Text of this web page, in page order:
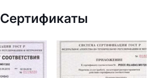
Сертификаты